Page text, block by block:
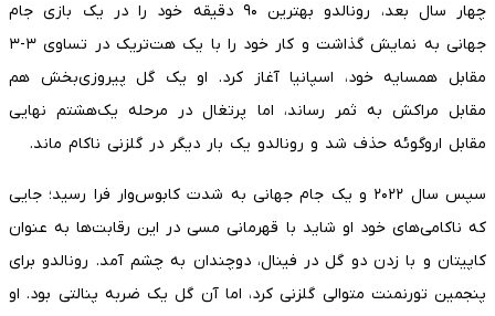
چهار سال بعد، رونالدو بهترین ۹۰ دقیقه خود را در یک بازی جام
جهانی به نمایش گذاشت و کار خود را با یک هت‌تریک در تساوی ۳-۳
مقابل همسایه خود، اسپانیا آغاز کرد. او یک گل پیروزی‌بخش هم
مقابل مراکش به ثمر رساند، اما پرتغال در مرحله یک‌هشتم نهایی
مقابل اروگوئه حذف شد و رونالدو یک بار دیگر در گلزنی ناکام ماند.
سپس سال ۲۰۲۲ و یک جام جهانی به شدت کابوس‌وار فرا رسید؛ جایی
که ناکامی‌های خود او شاید با قهرمانی مسی در این رقابت‌ها به عنوان
کاپیتان و با زدن دو گل در فینال، دوچندان به چشم آمد. رونالدو برای
پنجمین تورنمنت متوالی گلزنی کرد، اما آن گل یک ضربه پنالتی بود. او